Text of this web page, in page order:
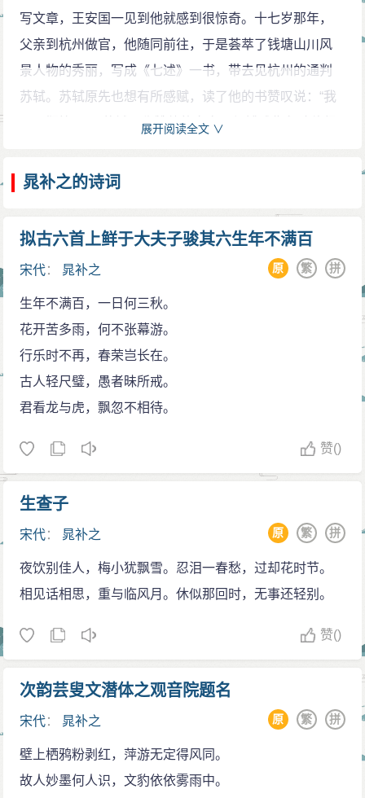
书总目》卷一百五十四《鸡肋集》提要说：“今观其集，
古文波澜壮阔，与苏氏父子相驰聚，诸体诗俱风骨高
骞，一往逡迈，并驾于张、秦之间，亦未知孰为先后。”
又卷一百九十八《晁无咎词》提要云：“其词神姿高秀，
与轼可肩随。”胡仔在《苕溪渔隐坐话前集》卷五十一中
则特别提出：“余观《鸡肋集》，惟古乐府是共所长，辞
诗歌成就
晁补之诗以古体为多，七律次之，其诗善学韩愈、
欧阳修，骨力遒劲，辞格俊逸。也有失于散缓，散文化
倾向较显著。今存词160余首，风格与东坡词相近，但缺
乏苏词的旷达超妙。写景、咏花、赠和、悼亡而外，还
多写贬谪生涯和田园风光，而绮艳语较少。有的篇章气
象雄俊，追步东坡，如《摸鱼儿·东皋寓居》、《水龙吟·
问春何苦匆匆》等篇，词气慷慨，笔如游龙，为后来名
家所竞效，有人认为亦是辛弃疾词所本。晁词时有健句
次韵吊汶阳李诚之待制》），但缺乏苏词的旷达超妙，
而趋于凄壮沉咽。
他的诗风与张耒接近，而且以乐府诗见长。他的乐
府诗具有浓郁的民歌风味，如《豆叶黄》：蒹葭苍，豆
衰，?糜粥。豆叶黄，叶黄不独豆。白黍堪作酒，瓠大枣
红皱。豆叶黄，穰穰何朊朊，腰镰独健妇，大男往何
许？官家教弓刀，要汝杀贼去。这是一幅农村的风俗
画，它画出了农民生活的艰辛和负担的沉重。另一首著
宋后嫁孙某，又在宋辽战争中被辽圣宋所掳，封为芳仪
的悲剧：“秦淮潮水钟山树，塞北江南易怀土”，“国亡家破
写文章，王安国一见到他就感到很惊奇。十七岁那年，
父亲到杭州做官，他随同前往，于是荟萃了钱塘山川风
景人物的秀丽，写成《七述》一书，带去见杭州的通判
苏轼。苏轼原先也想有所感赋，读了他的书赞叹说：“我
可以搁笔了！”苏轼又称赞他的文章写得博雅隽永瑰伟很
此人人都知道了晁补之的名字。
宋神宗元丰二年（公元1079年），晁补之考中进
宋神宗看了他的文章后说：“这是深于经术的，可以革除
现在的浮藻风气。”他被调为澶州的司户参军、北京国子
监教授。
宋哲宗元祐初年（公元1086年），晁补之任太学
正，李清臣推荐并认为他可任馆阁，皇帝召他面试，他
被升为秘书省正字，又迁校书郎。
任著作佐郎。元祐末，绍圣初宋王朝政局大变，用章敦
为相、倡绍述之说，新党复起，乃尽逐元祐相臣，晁补
之亦受累离开京师。
出知济州
东济南）。当时有一群强盗白天抢劫街巷，晁补之暗中
天，他设宴请客，传召贼曹官，并将捕贼的方法教给
他，席间依次斟酒还没有斟完，贼曹官就已经把盗贼全
部抓来了，整个府城为此撤除了警戒。
连遭贬职
展开阅读全文 ∨
晁补之的诗词
拟古六首上鲜于大夫子骏其六生年不满百
宋代： 晁补之 拼
繁
原
生年不满百，一日何三秋。
花开苦多雨，何不张幕游。
行乐时不再，春荣岂长在。
古人轻尺璧，愚者昧所戒。
君看龙与虎，飘忽不相待。
赞()
生查子
宋代： 晁补之 拼
繁
原
夜饮别佳人，梅小犹飘雪。忍泪一春愁，过却花时节。
相见话相思，重与临风月。休似那回时，无事还轻别。
赞()
次韵芸叟文潜体之观音院题名
宋代： 晁补之 拼
繁
原
壁上栖鸦粉剥红，萍游无定得风同。
故人妙墨何人识，文豹依依雾雨中。